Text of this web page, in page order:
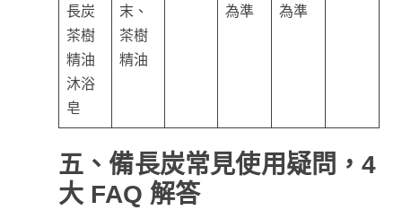
長炭
茶樹
精油
沐浴
皂
末、
茶樹
精油
為準
為準
五、備長炭常見使用疑問，4
大 FAQ 解答